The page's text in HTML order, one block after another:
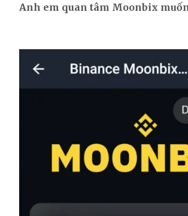
Anh em quan tâm Moonbix